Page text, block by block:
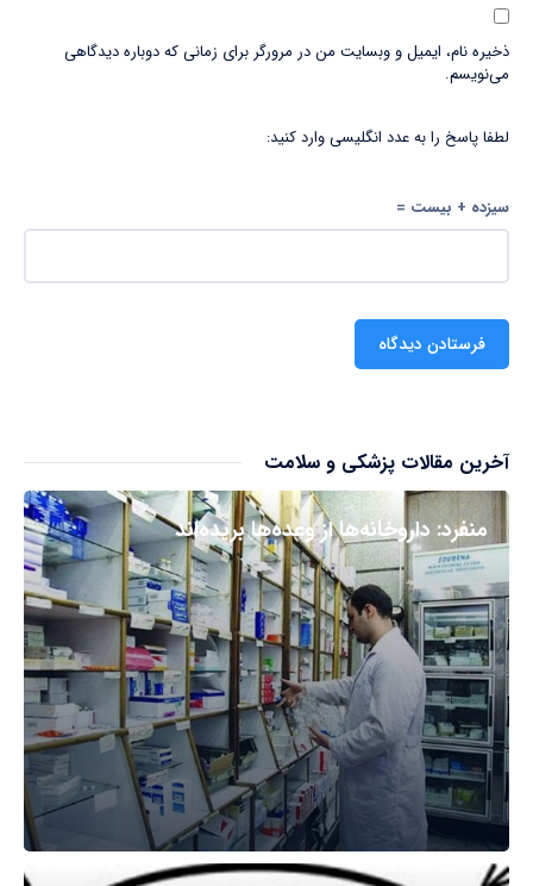
ذخیره نام، ایمیل و وبسایت من در مرورگر برای زمانی که دوباره دیدگاهی
می‌نویسم.
لطفا پاسخ را به عدد انگلیسی وارد کنید:
سیزده + بیست =
آخرین مقالات پزشکی و سلامت
منفرد: داروخانه‌ها از وعده‌ها بریده‌اند